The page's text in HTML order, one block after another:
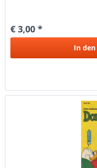
€ 3,00 *
In den